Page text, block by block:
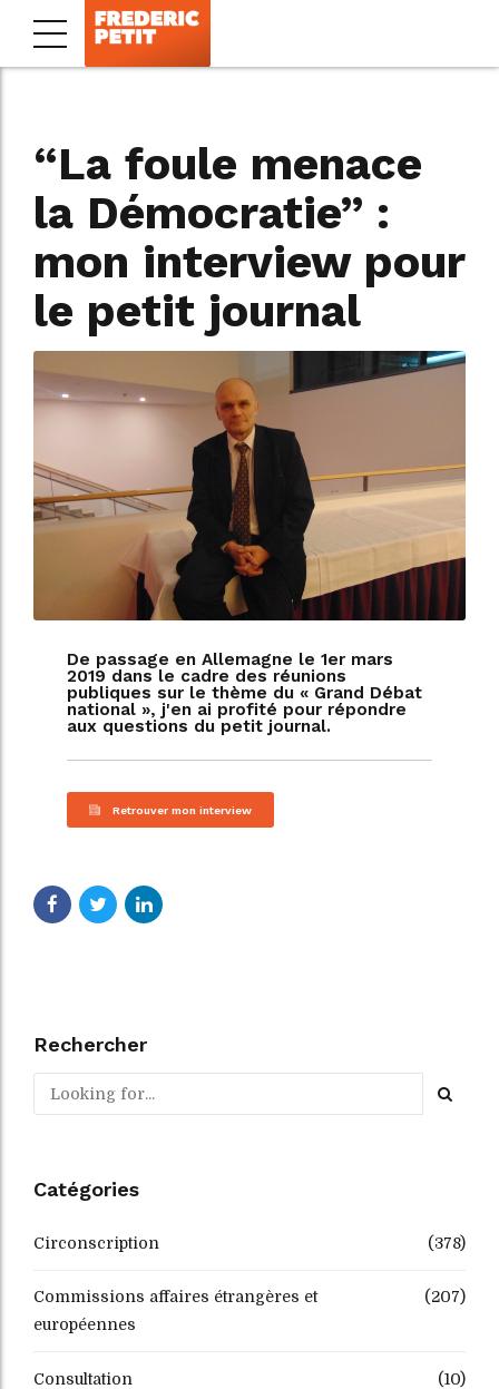
“La foule menace
la Démocratie” :
mon interview pour
le petit journal
De passage en Allemagne le 1er mars
2019 dans le cadre des réunions
publiques sur le thème du « Grand Débat
national », j'en ai profité pour répondre
aux questions du petit journal.
Retrouver mon interview
Rechercher
Catégories
Circonscription (378)
Commissions affaires étrangères et
européennes
(207)
Consultation (10)